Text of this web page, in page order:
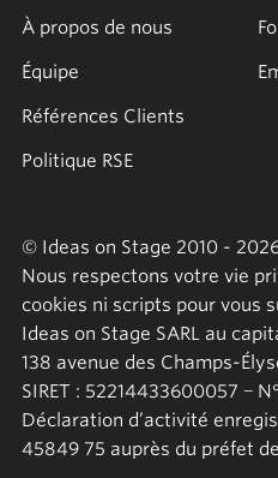
À propos de nous
Équipe
Références Clients
Politique RSE
© Ideas on Stage 2010 -
Nous respectons votre vie
cookies ni scripts pour vous
Ideas on Stage SARL au
138 avenue des Champs-
SIRET : 52214433600057 −
Déclaration d’activité
45849 75 auprès du préfet